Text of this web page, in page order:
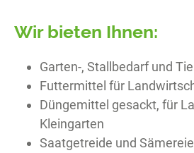
Wir bieten Ihnen:
Garten-, Stallbedarf und
Futtermittel für
Düngemittel gesackt, für
Kleingarten
Saatgetreide und